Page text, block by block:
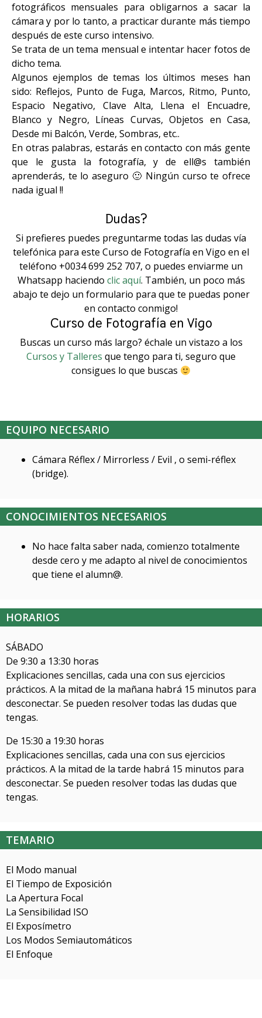
fotográficos mensuales para obligarnos a sacar la
cámara y por lo tanto, a practicar durante más tiempo
después de este curso intensivo.
Se trata de un tema mensual e intentar hacer fotos de
dicho tema.⠀
Algunos ejemplos de temas los últimos meses han
sido: Reflejos, Punto de Fuga, Marcos, Ritmo, Punto,
Espacio Negativo, Clave Alta, Llena el Encuadre,
Blanco y Negro, Líneas Curvas, Objetos en Casa,
Desde mi Balcón, Verde, Sombras, etc..
En otras palabras, estarás en contacto con más gente
que le gusta la fotografía, y de ell@s también
aprenderás, te lo aseguro 🙂 Ningún curso te ofrece
nada igual !!
Dudas?⠀
Si prefieres puedes preguntarme todas las dudas vía
telefónica para este Curso de Fotografía en Vigo en el
teléfono +0034 699 252 707, o puedes enviarme un
Whatsapp haciendo clic aquí. También, un poco más
abajo te dejo un formulario para que te puedas poner
en contacto conmigo!
Curso de Fotografía en Vigo
Buscas un curso más largo? échale un vistazo a los
Cursos y Talleres que tengo para ti, seguro que
consigues lo que buscas
EQUIPO NECESARIO
Cámara Réflex / Mirrorless / Evil , o semi-réflex
(bridge).
CONOCIMIENTOS NECESARIOS
No hace falta saber nada, comienzo totalmente
desde cero y me adapto al nivel de conocimientos
que tiene el alumn@.
HORARIOS
SÁBADO
De 9:30 a 13:30 horas
Explicaciones sencillas, cada una con sus ejercicios
prácticos. A la mitad de la mañana habrá 15 minutos para
desconectar. Se pueden resolver todas las dudas que
tengas.
De 15:30 a 19:30 horas
Explicaciones sencillas, cada una con sus ejercicios
prácticos. A la mitad de la tarde habrá 15 minutos para
desconectar. Se pueden resolver todas las dudas que
tengas.
TEMARIO
El Modo manual
El Tiempo de Exposición
La Apertura Focal
La Sensibilidad ISO
El Exposímetro
Los Modos Semiautomáticos
El Enfoque